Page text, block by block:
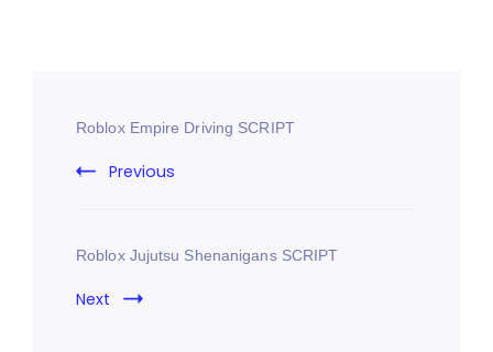
Roblox Empire Driving SCRIPT
Previous
Roblox Jujutsu Shenanigans SCRIPT
Next